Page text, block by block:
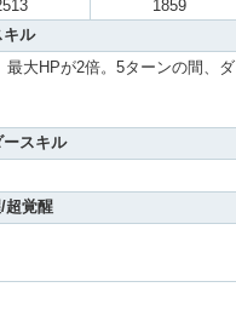
1859
キル
大HPが2倍。5ターンの間、ダ
ースキル
超覚醒